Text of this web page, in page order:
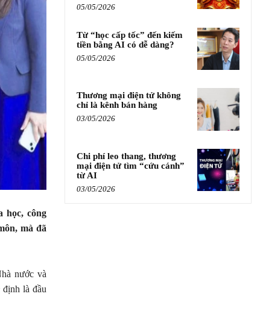
học, công
mà đã
nước và
là đầu
05/05/2026
Từ “học cấp tốc” đến kiếm
tiền bằng AI có dễ dàng?
05/05/2026
Thương mại điện tử không
chỉ là kênh bán hàng
03/05/2026
Chi phí leo thang, thương
mại điện tử tìm “cứu cánh”
từ AI
03/05/2026